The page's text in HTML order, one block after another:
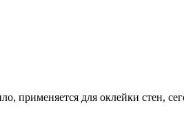
для оклейки стен,